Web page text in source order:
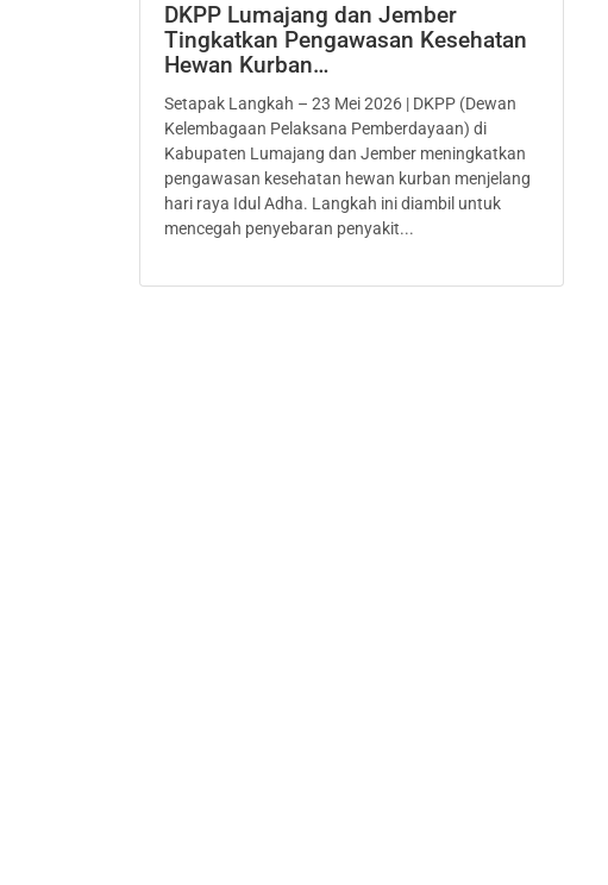
DKPP Lumajang dan Jember
Tingkatkan Pengawasan Kesehatan
Hewan Kurban…
Setapak Langkah – 23 Mei 2026 | DKPP (Dewan
Kelembagaan Pelaksana Pemberdayaan) di
Kabupaten Lumajang dan Jember meningkatkan
pengawasan kesehatan hewan kurban menjelang
hari raya Idul Adha. Langkah ini diambil untuk
mencegah penyebaran penyakit...